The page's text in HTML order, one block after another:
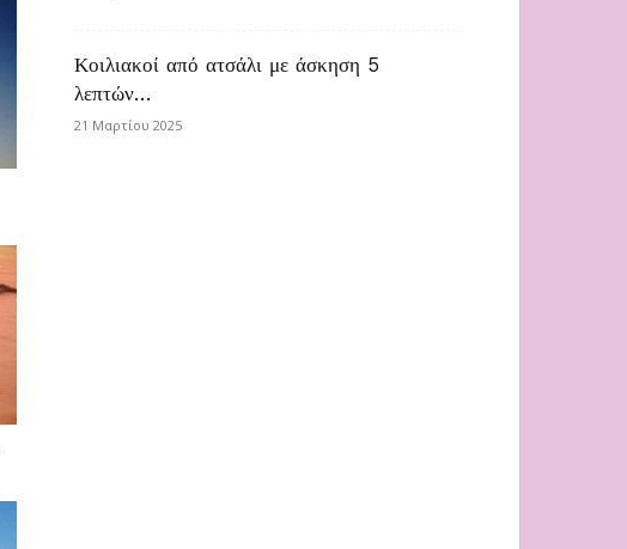
Κοιλιακοί από ατσάλι με άσκηση 5
λεπτών…
21 Μαρτίου 2025